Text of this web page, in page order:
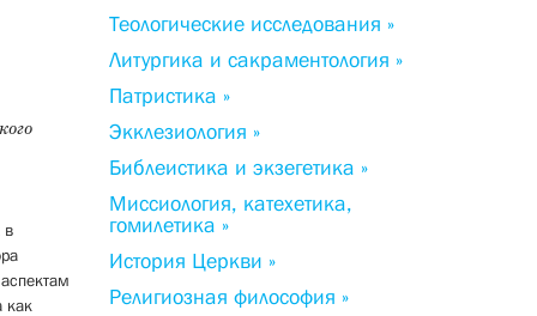
в
как
Теологические исследования »
Литургика и сакраментология »
Патристика »
Экклезиология »
Библеистика и экзегетика »
Миссиология, катехетика,
гомилетика »
История Церкви »
Религиозная философия »